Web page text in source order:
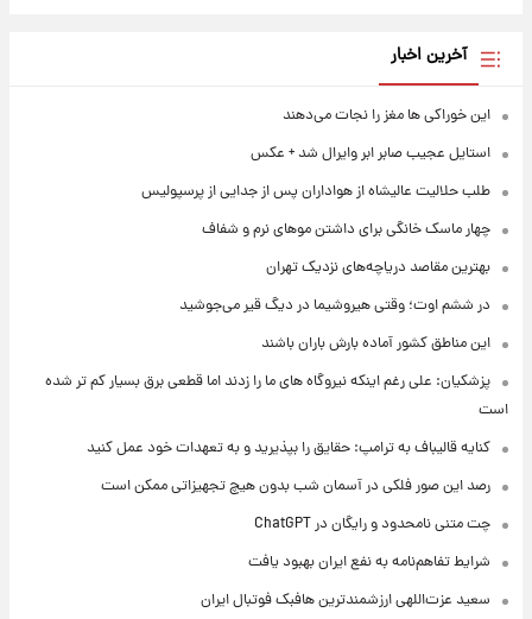
آخرین اخبار
این خوراکی ها مغز را نجات می‌دهند
استایل عجیب صابر ابر وایرال شد + عکس
طلب حلالیت عالیشاه از هواداران پس از جدایی از پرسپولیس
چهار ماسک خانگی برای داشتن موهای نرم و شفاف
بهترین مقاصد دریاچه‌های نزدیک تهران
در ششم اوت؛ وقتی هیروشیما در دیگ قیر می‌جوشید
این مناطق کشور آماده بارش باران باشند
پزشکیان: علی رغم اینکه نیروگاه های ما را زدند اما قطعی برق بسیار کم تر شده
است
کنایه قالیباف به ترامپ: حقایق را بپذیرید و به تعهدات خود عمل کنید
رصد این صور فلکی در آسمان شب بدون هیچ تجهیزاتی ممکن است
چت متنی نامحدود و رایگان در ChatGPT
شرایط تفاهم‌نامه به نفع ایران بهبود یافت
سعید عزت‌اللهی ارزشمندترین هافبک فوتبال ایران